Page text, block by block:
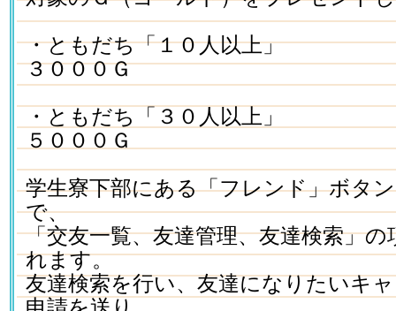
・ともだち「１０人以上」
３０００Ｇ
・ともだち「３０人以上」
５０００Ｇ
学生寮下部にある「フレンド」ボタ
で、
「交友一覧、友達管理、友達検索」の
れます。
友達検索を行い、友達になりたいキ